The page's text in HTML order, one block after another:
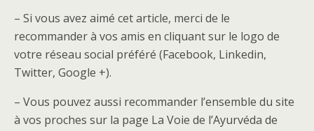
– Si vous avez aimé cet article, merci de le
recommander à vos amis en cliquant sur le logo de
votre réseau social préféré (Facebook, Linkedin,
Twitter, Google +).
– Vous pouvez aussi recommander l’ensemble du site
à vos proches sur la page La Voie de l’Ayurvéda de